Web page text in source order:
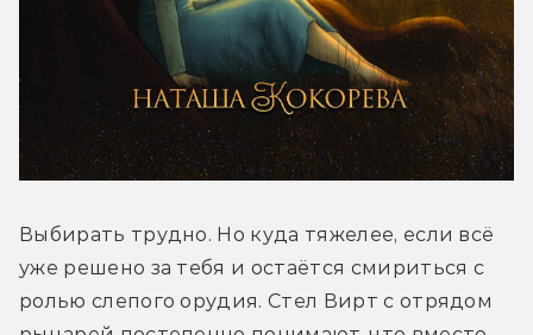
Выбирать трудно. Но куда тяжелее, если всё
уже решено за тебя и остаётся смириться с
ролью слепого орудия. Стел Вирт с отрядом